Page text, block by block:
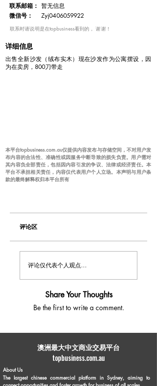
​联系邮箱： 暂无信息
微信号：
Zyj0406059922
​联系时请说明是在topbusiness看到的， 谢谢！
详细信息
出售全新沙发（绒布实木）现在沙发作为公寓摆设，因
为在卖房，800刀带走
本平台topbusiness.com.au仅提供内容发布与存储空间，不对用户发
布内容的合法性、准确性或因服务中断导致的损失负责。用户需对
其内容负全部责任，包括因内容引发的争议、法律或经济责任。本
平台不承担相关责任，内容仅代表用户个人立场。本声明与用户条
款的最终解释权归本平台所有
评论区
评论仅代表个人观点...
Share Your Thoughts
Be the first to write a comment.
​澳洲最大中文商业交易平台
topbusiness.com.au
About Us
The largest chinese commercial platform in Sydney, aiming to